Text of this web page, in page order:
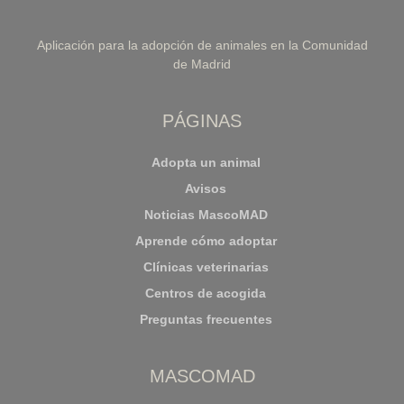
Aplicación para la adopción de animales en la Comunidad
de Madrid
PÁGINAS
Adopta un animal
Avisos
Noticias MascoMAD
Aprende cómo adoptar
Clínicas veterinarias
Centros de acogida
Preguntas frecuentes
MASCOMAD